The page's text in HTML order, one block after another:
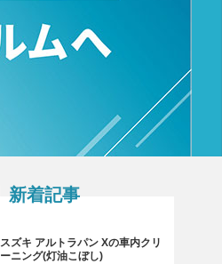
新着記事
スズキ アルトラパン Xの車内クリ
ーニング(灯油こぼし)